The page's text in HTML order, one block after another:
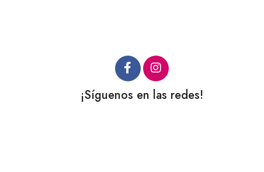
¡Síguenos en las redes!